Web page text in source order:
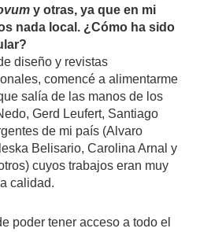
y otras, ya que en mi
nada local. ¿Cómo ha sido
diseño y revistas
comencé a alimentarme
salía de las manos de los
Gerd Leufert, Santiago
de mi país (Alvaro
Belisario, Carolina Arnal y
cuyos trabajos eran muy
calidad.
poder tener acceso a todo el